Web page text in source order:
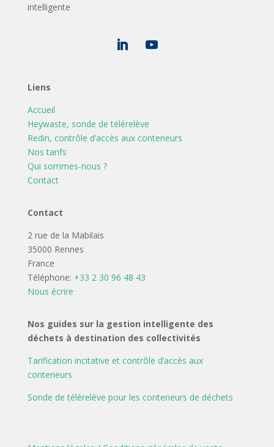
intelligente
Liens
Accueil
Heywaste, sonde de télérelève
Redin, contrôle d’accès aux conteneurs
Nos tarifs
Qui sommes-nous ?
Contact
Contact
2 rue de la Mabilais
35000 Rennes
France
Téléphone: +33 2 30 96 48 43
Nous écrire
Nos guides sur la gestion intelligente des
déchets à destination des collectivités
Tarification incitative et contrôle d’accès aux
conteneurs
Sonde de télérelève pour les conteneurs de déchets